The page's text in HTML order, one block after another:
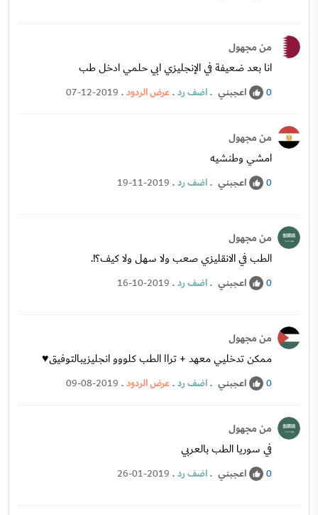
من مجهول
انا بعد ضعيفة في الإنجليزي ابي حلمي ادخل طب
0 اعجبني .اضف رد.عرض الردود.
07-12-2019
من مجهول
امشي وطنشيه
0 اعجبني .اضف رد.
19-11-2019
من مجهول
الطب في الانقليزي صعب ولا سهل ولا كيف؟!.
0 اعجبني .اضف رد.
16-10-2019
من مجهول
ممكن تدخليي معهد + تراا الطب كلووو انجليزيبالتوفيق♥️
0 اعجبني .اضف رد.عرض الردود.
09-08-2019
من مجهول
في سوريا الطب بالعربي
0 اعجبني .اضف رد.
26-01-2019